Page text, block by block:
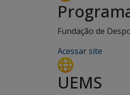
Fundação de
Acessar site
UEMS